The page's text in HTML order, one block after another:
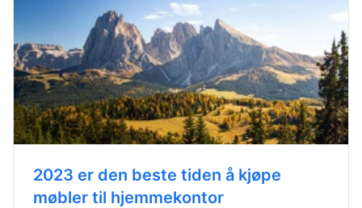
2023 er den beste tiden å kjøpe
møbler til hjemmekontor